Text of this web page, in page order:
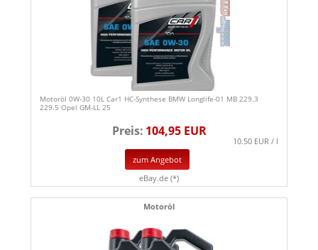
Motoröl 0W-30 10L Car1 HC-Synthese BMW Longlife-01 MB 229.3
229.5 Opel GM-LL 25
Preis: 104,95 EUR
10.50 EUR / l
zum Angebot
eBay.de (*)
Motoröl